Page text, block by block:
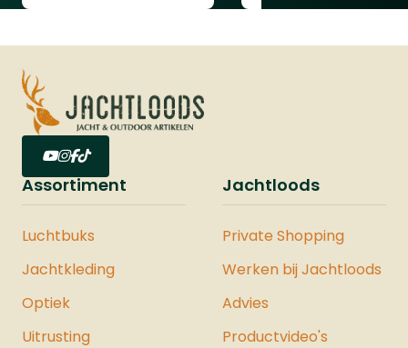
gelijkmatige verdeling van de
koudreiniger van Ballistol is zuinig in
geen nitro-oplosmiddelen. De gebruikte
stoffen worden op natuurlijke wijze
afgebroken door foto-oxidatie, wat het
product milieuvriendelijk
maakt.Belangrijkste
kenmerken:Verwijdert olie, vet, roest,
dieselrestenGeschikt voor metaal,
kunststof, glas en vele andere
stickers snel opPerfect als
voorbehandeling voor lakken, bruineren
Assortiment
Luchtbuks
Jachtkleding
Optiek
Uitrusting
Jachtloods
Private Shopping
Werken bij Jachtloods
Advies
Productvideo's